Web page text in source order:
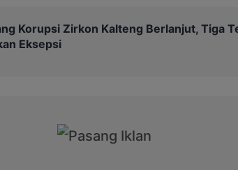
Korupsi Zirkon Kalteng Berlanjut, Tiga
Eksepsi